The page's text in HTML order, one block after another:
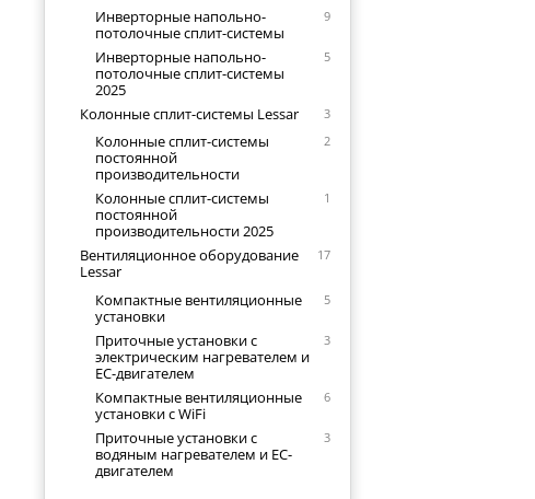
Инверторные напольно-
потолочные сплит-системы
9
Инверторные напольно-
потолочные сплит-системы
2025
5
Колонные сплит-системы Lessar 3
Колонные сплит-системы
постоянной
производительности
2
Колонные сплит-системы
постоянной
производительности 2025
1
Вентиляционное оборудование
Lessar
17
Компактные вентиляционные
установки
5
Приточные установки с
электрическим нагревателем и
EC-двигателем
3
Компактные вентиляционные
установки с WiFi
6
Приточные установки с
водяным нагревателем и EC-
двигателем
3